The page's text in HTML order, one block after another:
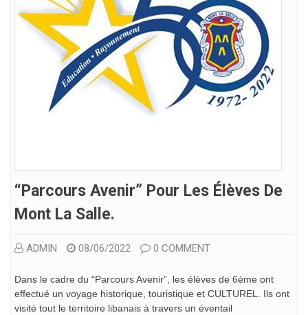
“Parcours Avenir” Pour Les Élèves De
Mont La Salle.
ADMIN 08/06/2022 0 COMMENT
Dans le cadre du “Parcours Avenir”, les élèves de 6ème ont
effectué un voyage historique, touristique et CULTUREL. Ils ont
visité tout le territoire libanais à travers un éventail